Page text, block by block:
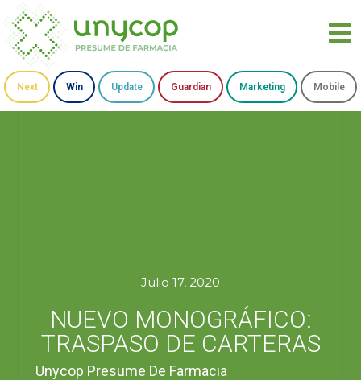
Next Win Update Guardian Marketing Mobile
Julio 17, 2020
NUEVO MONOGRÁFICO:
TRASPASO DE CARTERAS
Unycop Presume De Farmacia